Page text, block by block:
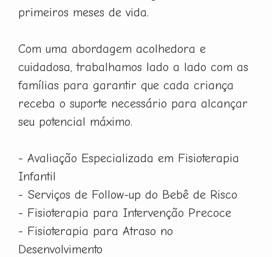
primeiros meses de vida.
Com uma abordagem acolhedora e
cuidadosa, trabalhamos lado a lado com as
famílias para garantir que cada criança
receba o suporte necessário para alcançar
seu potencial máximo.
- Avaliação Especializada em Fisioterapia
Infantil
- Serviços de Follow-up do Bebê de Risco
- Fisioterapia para Intervenção Precoce
- Fisioterapia para Atraso no
Desenvolvimento